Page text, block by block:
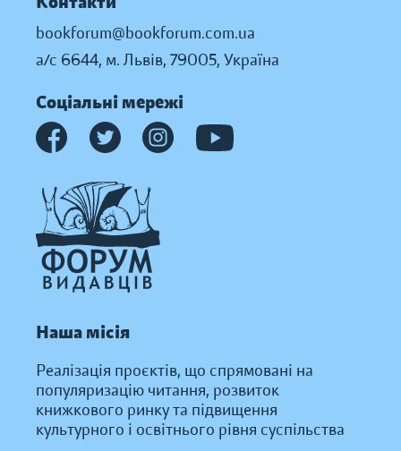
bookforum@bookforum.com.ua
а/с 6644, м. Львів, 79005, Україна
Соціальні мережі
Наша місія
Реалізація проєктів, що спрямовані на
популяризацію читання, розвиток
книжкового ринку та підвищення
культурного і освітнього рівня суспільства